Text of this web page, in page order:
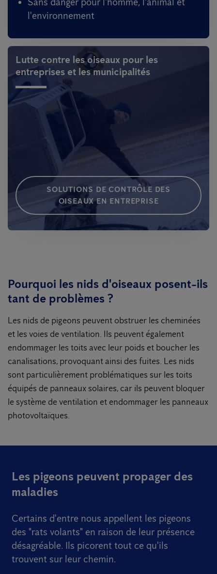
l'environnement
Lutte contre les oiseaux pour les
entreprises et les municipalités
SOLUTIONS DE CONTRÔLE DES
OISEAUX EN ENTREPRISE
Pourquoi les nids d'oiseaux posent-ils
tant de problèmes ?
Les nids de pigeons peuvent obstruer les cheminées
et les voies de ventilation. Ils peuvent également
endommager les toits avec leur poids et boucher les
canalisations, provoquant ainsi des fuites. Les nids
sont particulièrement problématiques sur les toits
équipés de panneaux solaires, car ils peuvent bloquer
le système de ventilation et endommager les panneaux
photovoltaïques.
Les pigeons peuvent propager des
maladies
Certains d'entre nous appellent les pigeons
des "rats volants" en raison de leur présence
désagréable. Ils picorent tout ce qu'ils
trouvent sur leur chemin.